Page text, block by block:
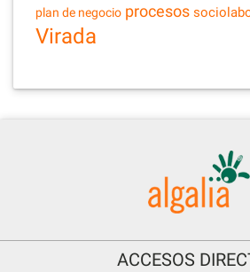
plan de negocio procesos
Virada
ACCESOS